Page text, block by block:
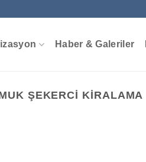
Haber & Galeriler
ŞEKERCI KIRALAMA